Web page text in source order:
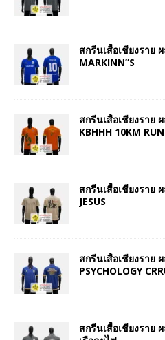
สกรีนเสื้อเชียงราย
MARKINN”S
สกรีนเสื้อเชียงราย
KBHHH 10KM RUN
สกรีนเสื้อเชียงราย
JESUS
สกรีนเสื้อเชียงราย
PSYCHOLOGY
สกรีนเสื้อเชียงราย